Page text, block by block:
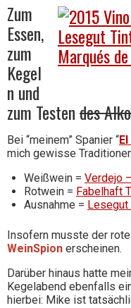
Zum
Essen,
zum
Kegel
n und
zum Testendes
Bei “meinem” Spanier “
mich gewisse
Weißwein = Verdejo
Rotwein = Fabelhaft
Ausnahme =
Insofern musste der rote
WeinSpion erscheinen.
Darüber hinaus hatte
Kegelabend ebenfalls
hierbei: Mike ist